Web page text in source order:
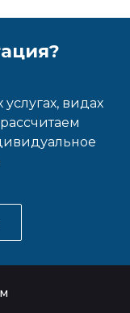
видах